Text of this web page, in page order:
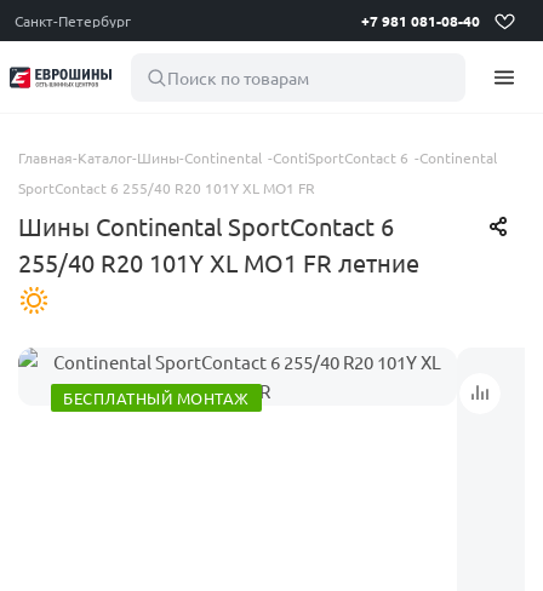
Санкт-Петербург +7 981 081-08-40
Поиск по товарам
Главная-Каталог-Шины-Continental -ContiSportContact 6 -Continental
SportContact 6 255/40 R20 101Y XL MO1 FR
Шины Continental SportContact 6
255/40 R20 101Y XL MO1 FR летние
БЕСПЛАТНЫЙ МОНТАЖ